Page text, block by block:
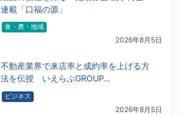
連載「口福の源」
食・農・地域
2026年8月5日
不動産業界で来店率と成約率を上げる方
法を伝授 いえらぶGROUP…
ビジネス
2026年8月5日